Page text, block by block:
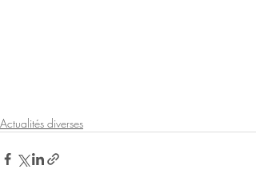
Actualités diverses